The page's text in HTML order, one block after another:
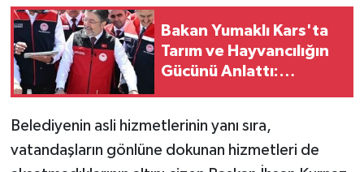
Bakan Yumaklı Kars'ta
Tarım ve Hayvancılığın
Gücünü Anlattı:
Belediyenin asli hizmetlerinin yanı sıra,
vatandaşların gönlüne dokunan hizmetleri de